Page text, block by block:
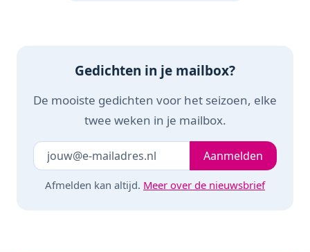
Gedichten in je mailbox?
De mooiste gedichten voor het seizoen, elke
twee weken in je mailbox.
Laat dit veld leeg Je e-mailadresAanmelden
Afmelden kan altijd. Meer over de nieuwsbrief